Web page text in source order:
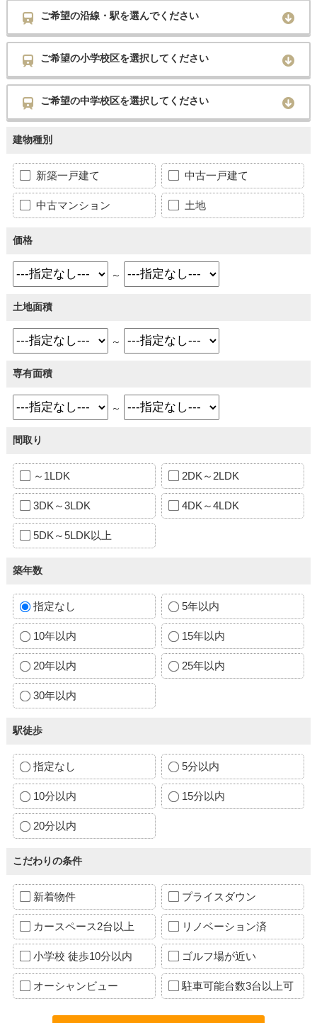
ご希望の沿線・駅を選んでください
ご希望の小学校区を選択してください
ご希望の中学校区を選択してください
建物種別
新築一戸建て 中古一戸建て
中古マンション 土地
価格
～
土地面積
～
専有面積
～
間取り
～1LDK 2DK～2LDK
3DK～3LDK 4DK～4LDK
5DK～5LDK以上
築年数
指定なし 5年以内
10年以内 15年以内
20年以内 25年以内
30年以内
駅徒歩
指定なし 5分以内
10分以内 15分以内
20分以内
こだわりの条件
新着物件 プライスダウン
カースペース2台以上 リノベーション済
小学校 徒歩10分以内 ゴルフ場が近い
オーシャンビュー 駐車可能台数3台以上可